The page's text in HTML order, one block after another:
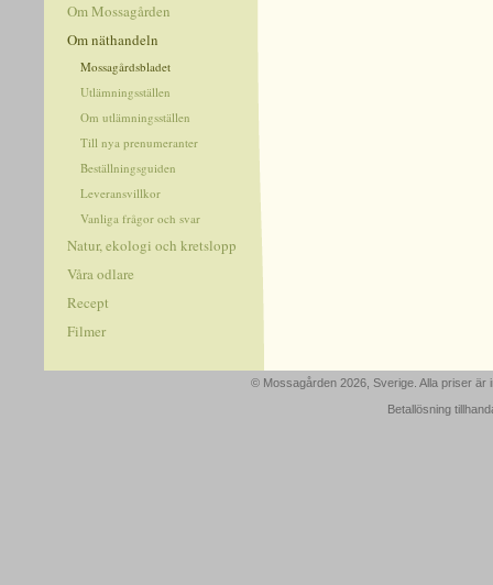
Om Mossagården
Om näthandeln
Mossagårdsbladet
Utlämningsställen
Om utlämningsställen
Till nya prenumeranter
Beställningsguiden
Leveransvillkor
Vanliga frågor och svar
Natur, ekologi och kretslopp
Våra odlare
Recept
Filmer
© Mossagården 2026, Sverige. Alla priser
Betallösning